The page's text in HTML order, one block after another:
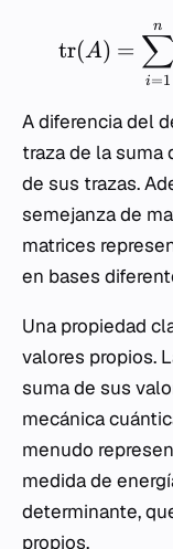
tr(A) =
i=1
∑
n
A diferencia del
traza de la suma
de sus trazas.
semejanza de
matrices
en bases
Una propiedad
valores propios.
suma de sus
mecánica
menudo
medida de
determinante,
propios.